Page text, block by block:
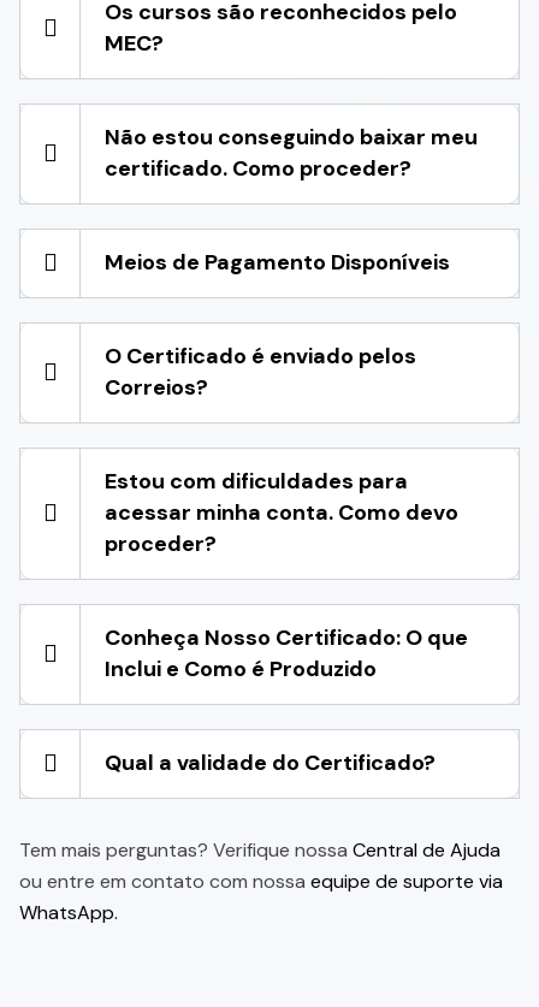
Os cursos são reconhecidos pelo
MEC?
Não estou conseguindo baixar meu
certificado. Como proceder?
Meios de Pagamento Disponíveis
O Certificado é enviado pelos
Correios?
Estou com dificuldades para
acessar minha conta. Como devo
proceder?
Conheça Nosso Certificado: O que
Inclui e Como é Produzido
Qual a validade do Certificado?
Tem mais perguntas? Verifique nossa Central de Ajuda
ou entre em contato com nossa equipe de suporte via
WhatsApp.